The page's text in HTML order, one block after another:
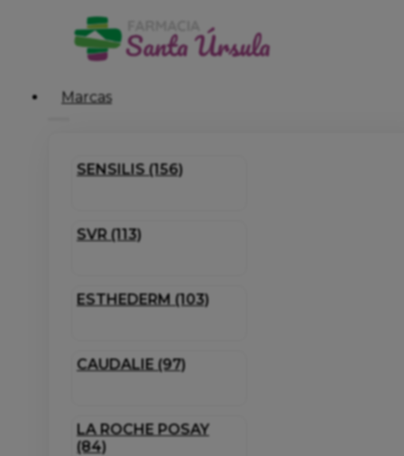
Marcas
SENSILIS (156)
SVR (113)
ESTHEDERM (103)
CAUDALIE (97)
LA ROCHE POSAY
(84)